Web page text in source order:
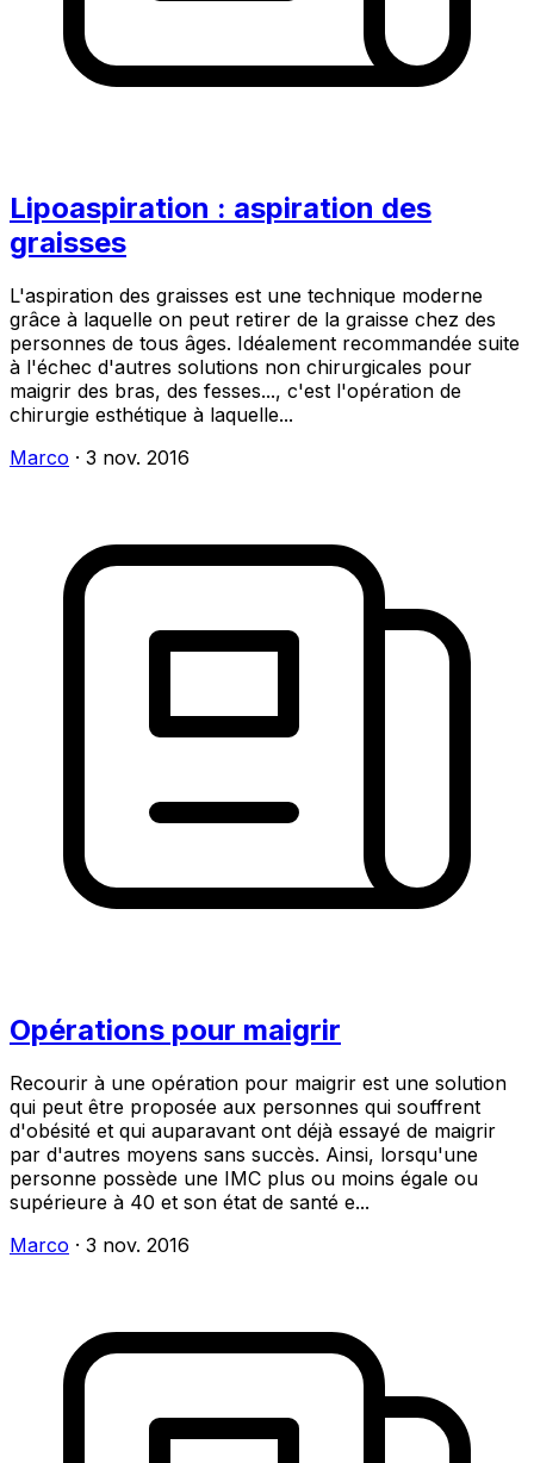
Lipoaspiration : aspiration des
graisses
L'aspiration des graisses est une technique moderne
grâce à laquelle on peut retirer de la graisse chez des
personnes de tous âges. Idéalement recommandée suite
à l'échec d'autres solutions non chirurgicales pour
maigrir des bras, des fesses..., c'est l'opération de
chirurgie esthétique à laquelle...
Marco · 3 nov. 2016
Opérations pour maigrir
Recourir à une opération pour maigrir est une solution
qui peut être proposée aux personnes qui souffrent
d'obésité et qui auparavant ont déjà essayé de maigrir
par d'autres moyens sans succès. Ainsi, lorsqu'une
personne possède une IMC plus ou moins égale ou
supérieure à 40 et son état de santé e...
Marco · 3 nov. 2016